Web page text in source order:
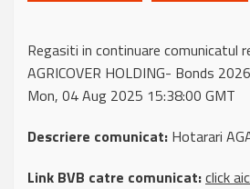
Regasiti in continuare comunicatul
AGRICOVER HOLDING- Bonds
Mon, 04 Aug 2025 15:38:00 GMT
Descriere comunicat: Hotarari
Link BVB catre comunicat:click